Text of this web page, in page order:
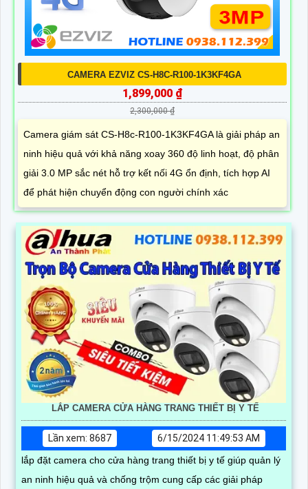
CAMERA EZVIZ CS-H8C-R100-1K3KF4GA
1,899,000 ₫
2,300,000 ₫
Camera giám sát CS-H8c-R100-1K3KF4GA là giải pháp an
ninh hiệu quả với khả năng xoay 360 độ linh hoạt, độ phân
giải 3.0 MP sắc nét hỗ trợ kết nối 4G ổn định, tích hợp AI
để phát hiện chuyển động con người chính xác
LẮP CAMERA CỬA HÀNG TRANG THIẾT BỊ Y TẾ
Lần xem: 8687
6/15/2024 11:49:53 AM
lắp đặt camera cho cửa hàng trang thiết bị y tế giúp quản lý
an ninh hiệu quả và chống trộm cung cấp các giải pháp